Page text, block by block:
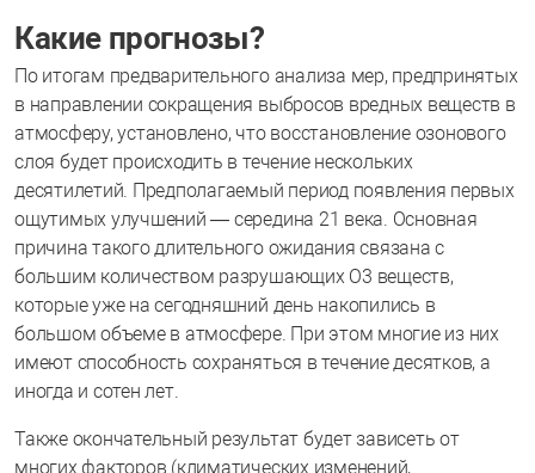
Какие прогнозы?
По итогам предварительного анализа мер, предпринятых
в направлении сокращения выбросов вредных веществ в
атмосферу, установлено, что восстановление озонового
слоя будет происходить в течение нескольких
десятилетий. Предполагаемый период появления первых
ощутимых улучшений — середина 21 века. Основная
причина такого длительного ожидания связана с
большим количеством разрушающих О3 веществ,
которые уже на сегодняшний день накопились в
большом объеме в атмосфере. При этом многие из них
имеют способность сохраняться в течение десятков, а
иногда и сотен лет.
Также окончательный результат будет зависеть от
многих факторов (климатических изменений,